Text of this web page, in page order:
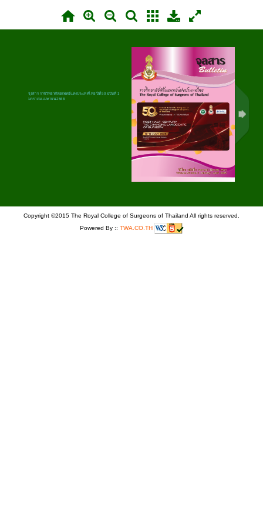
จุลสาร ราชวิทยาศัลยแพทย์แห่งประเทศไทย ปีที่ 50 ฉบับที่ 1
มกราคม-เมษายน 2568
Copyright ©2015 The Royal College of Surgeons of Thailand All rights reserved.
Powered By :: TWA.CO.TH